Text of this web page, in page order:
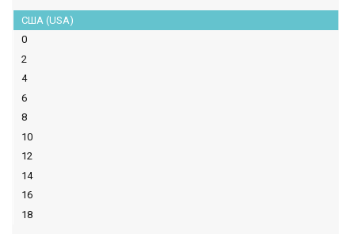
США (USA)
0
2
4
6
8
10
12
14
16
18